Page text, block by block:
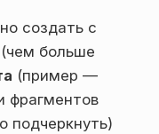
создать с
(чем больше
(пример —
фрагментов
подчеркнуть)